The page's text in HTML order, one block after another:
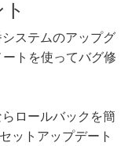
ステムのアップグ
トを使ってバグ修
ロールバックを簡
ットアップデート